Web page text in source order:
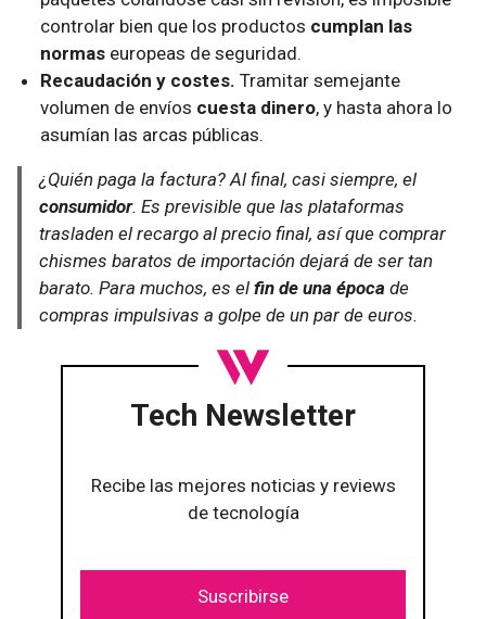
controlar bien que los productos cumplan las
normas europeas de seguridad.
Recaudación y costes. Tramitar semejante
volumen de envíos cuesta dinero, y hasta ahora lo
asumían las arcas públicas.
¿Quién paga la factura? Al final, casi siempre, el
consumidor. Es previsible que las plataformas
trasladen el recargo al precio final, así que comprar
chismes baratos de importación dejará de ser tan
barato. Para muchos, es el fin de una época de
compras impulsivas a golpe de un par de euros.
Tech Newsletter
Recibe las mejores noticias y reviews
de tecnología
Suscribirse